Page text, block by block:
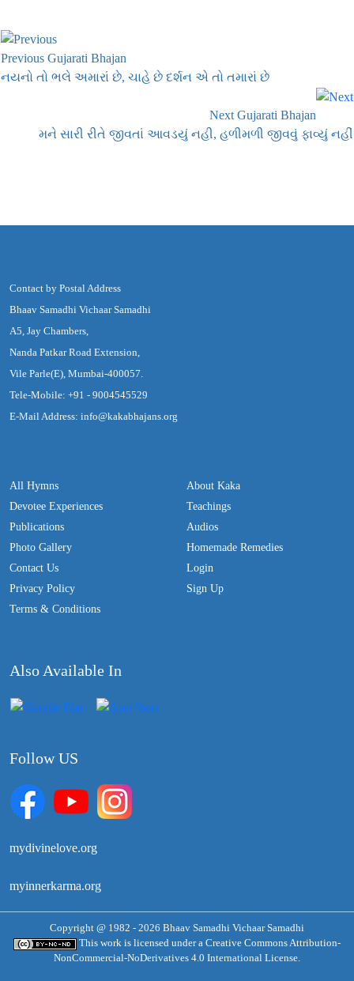
Previous Gujarati Bhajan
નયનો તો ભલે અમારાં છે, ચાહે છે દર્શન એ તો તમારાં છે
Next Gujarati Bhajan
મને સારી રીતે જીવતાં આવડયું નહી, હળીમળી જીવવું ફાવ્યું નહીં
Contact by Postal Address
Bhaav Samadhi Vichaar Samadhi
A5, Jay Chambers,
Nanda Patkar Road Extension,
Vile Parle(E), Mumbai-400057.
Tele-Mobile: +91 - 9004545529
E-Mail Address: info@kakabhajans.org
All Hymns
Devotee Experiences
Publications
Photo Gallery
Contact Us
Privacy Policy
Terms & Conditions
About Kaka
Teachings
Audios
Homemade Remedies
Login
Sign Up
Also Available In
Follow US
mydivinelove.org
myinnerkarma.org
Copyright @ 1982 - 2026 Bhaav Samadhi Vichaar Samadhi
This work is licensed under a Creative Commons Attribution-
NonCommercial-NoDerivatives 4.0 International License.